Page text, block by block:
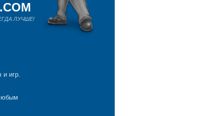
ЛУЧШЕ!
и игр.